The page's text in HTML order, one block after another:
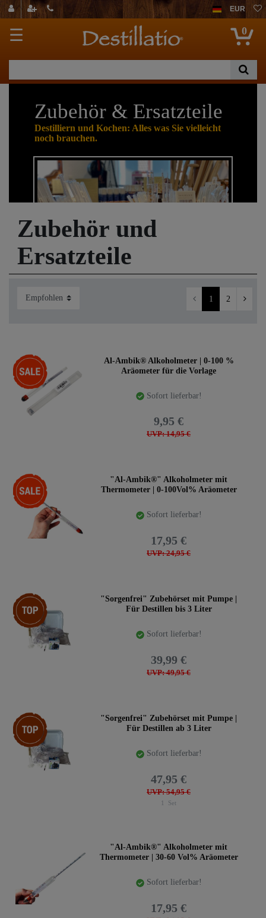
EUR
☰ 0
Zubehör & Ersatzteile
Destilliern und Kochen: Alles was Sie vielleicht
noch brauchen.
Destillen, Kochgeräte und Ihre Küche. Immer passgenau,
aus eigener Erfahrung zusammengestellt und seit langem
bewährt. Vom maßgefertigten Ständer über das
Thermometer und Messinstrumente bis hin zu originalen
Viel Spaß beim stöbern und konfigurieren.
Zubehör und
Ersatzteile
1 2
-33%
Al-Ambik® Alkoholmeter | 0-100 %
Aräometer für die Vorlage
Sofort lieferbar!
UVP: 14,95 €
9,95 €
-28%
"Al-Ambik®" Alkoholmeter mit
Thermometer | 0-100Vol% Aräometer
Sofort lieferbar!
UVP: 24,95 €
17,95 €
Top-Artikel
"Sorgenfrei" Zubehörset mit Pumpe |
Für Destillen bis 3 Liter
Sofort lieferbar!
UVP: 49,95 €
39,99 €
Top-Artikel
"Sorgenfrei" Zubehörset mit Pumpe |
Für Destillen ab 3 Liter
Sofort lieferbar!
UVP: 54,95 €
47,95 €
1 Set
"Al-Ambik®" Alkoholmeter mit
Thermometer | 30-60 Vol% Aräometer
Sofort lieferbar!
17,95 €